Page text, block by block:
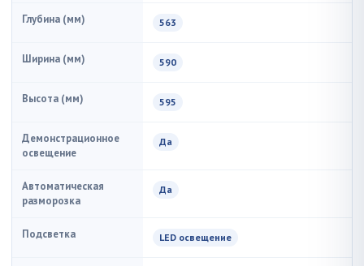
Глубина (мм) 563
Ширина (мм) 590
Высота (мм) 595
Демонстрационное
освещение
Да
Автоматическая
разморозка
Да
Подсветка LED освещение